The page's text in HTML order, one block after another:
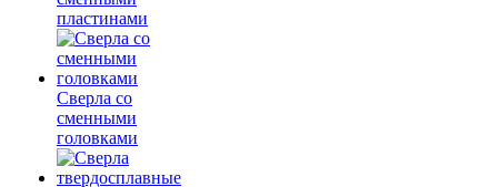
пластинами
Сверла со
сменными
головками